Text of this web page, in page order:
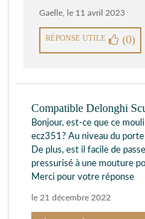
Gaelle le 11 avril 2023
RÉPONSE UTILE (0)
Compatible Delonghi
Bonjour, est-ce que ce
ecz351? Au niveau du
De plus, est il facile de
pressurisé à une mouture
Merci pour votre réponse
le 21 décembre 2022